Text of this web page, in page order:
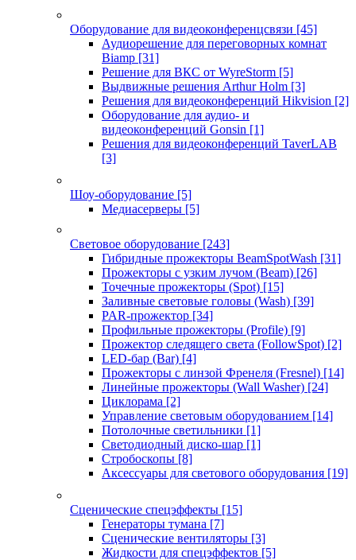
Оборудование для видеоконференцсвязи [45]
Аудиорешение для переговорных комнат
Biamp [31]
Решение для ВКС от WyreStorm [5]
Выдвижные решения Arthur Holm [3]
Решения для видеоконференций Hikvision [2]
Оборудование для аудио- и
видеоконференций Gonsin [1]
Решения для видеоконференций TaverLAB
[3]
Шоу-оборудование [5]
Медиасерверы [5]
Световое оборудование [243]
Гибридные прожекторы BeamSpotWash [31]
Прожекторы с узким лучом (Beam) [26]
Точечные прожекторы (Spot) [15]
Заливные световые головы (Wash) [39]
PAR-прожектор [34]
Профильные прожекторы (Profile) [9]
Прожектор следящего света (FollowSpot) [2]
LED-бар (Bar) [4]
Прожекторы с линзой Френеля (Fresnel) [14]
Линейные прожекторы (Wall Washer) [24]
Циклорама [2]
Управление световым оборудованием [14]
Потолочные светильники [1]
Светодиодный диско-шар [1]
Стробоскопы [8]
Аксессуары для светового оборудования [19]
Сценические спецэффекты [15]
Генераторы тумана [7]
Сценические вентиляторы [3]
Жидкости для спецэффектов [5]